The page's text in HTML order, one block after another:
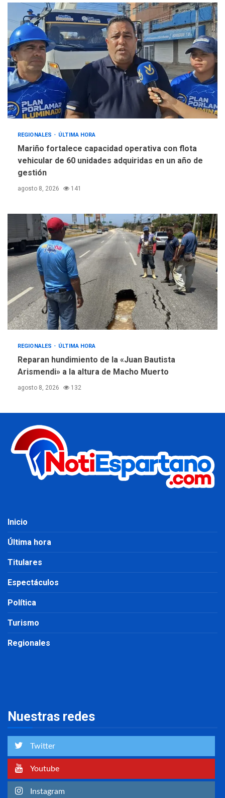
REGIONALES ÚLTIMA HORA
Mariño fortalece capacidad operativa con flota
vehicular de 60 unidades adquiridas en un año de
gestión
agosto 8, 2026 141
REGIONALES ÚLTIMA HORA
Reparan hundimiento de la «Juan Bautista
Arismendi» a la altura de Macho Muerto
agosto 8, 2026 132
Inicio
Última hora
Titulares
Espectáculos
Política
Turismo
Regionales
Nuestras redes
Twitter
Youtube
Instagram